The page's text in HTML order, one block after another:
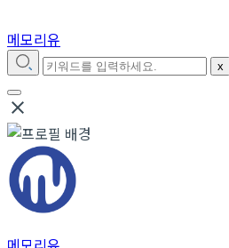
메모리유
x
close